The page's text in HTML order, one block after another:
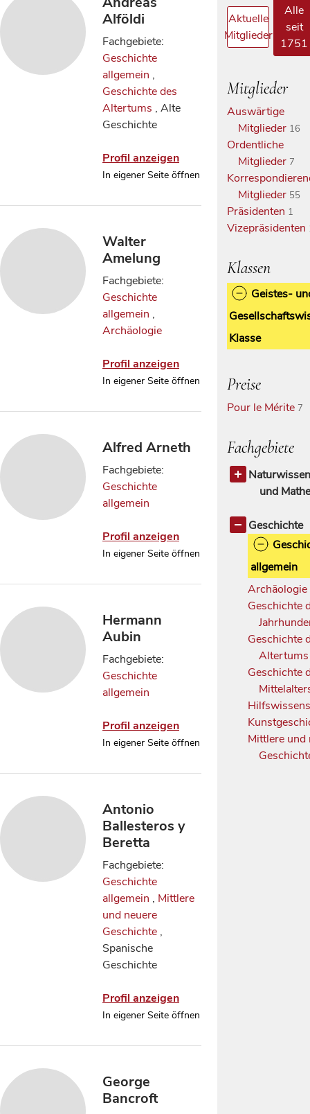
Alföldi
Fachgebiete:
Geschichte
allgemein ,
Geschichte des
Altertums , Alte
Geschichte
Profil anzeigen
In eigener Seite öffnen
Walter
Amelung
Fachgebiete:
Geschichte
allgemein ,
Archäologie
Profil anzeigen
In eigener Seite öffnen
Alfred Arneth
Fachgebiete:
Geschichte
allgemein
Profil anzeigen
In eigener Seite öffnen
Hermann
Aubin
Fachgebiete:
Geschichte
allgemein
Profil anzeigen
In eigener Seite öffnen
Antonio
Ballesteros y
Beretta
Fachgebiete:
Geschichte
allgemein , Mittlere
und neuere
Geschichte ,
Spanische
Geschichte
Profil anzeigen
In eigener Seite öffnen
George
Bancroft
Aktuelle
Mitglieder
Alle
seit
1751
Mitglieder
Auswärtige
Mitglieder 16
Ordentliche
Mitglieder 7
Mitglieder 55
Präsidenten 1
Vizepräsidenten
Klassen
Geistes-
Klasse
Preise
Pour le Mérite 7
Fachgebiete
und
Geschichte
allgemein
Archäologie
Geschichte
Geschichte
Geschichte
Mittlere und